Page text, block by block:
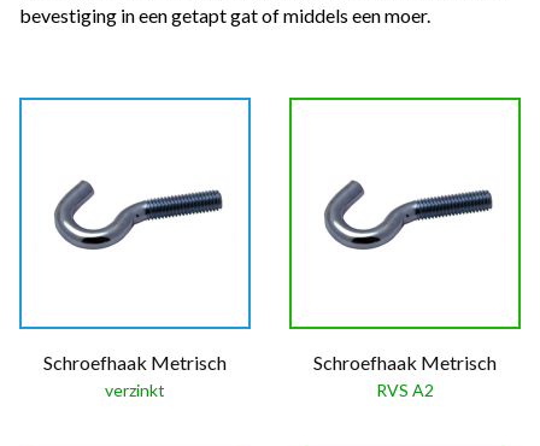
bevestiging in een getapt gat of middels een moer.
Schroefhaak Metrisch
verzinkt
Schroefhaak Metrisch
RVS A2